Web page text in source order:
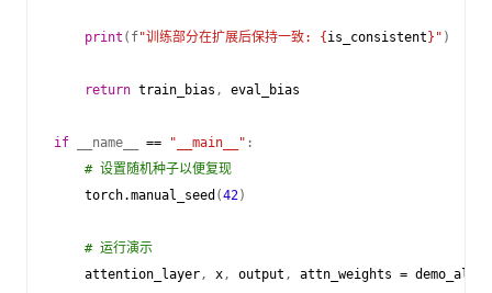
print ( f"训练部分在扩展后保持一致: { is_consistent } " )
return train_bias , eval_bias
if __name__ == "__main__" :
# 设置随机种子以便复现
torch.manual_seed (42)
# 运行演示
attention_layer, x, output , attn_weights =